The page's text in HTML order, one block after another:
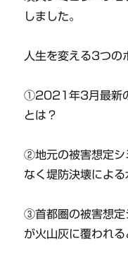
しました。
人生を変える3つの
①2021年3月最新の
とは？
②地元の被害想定シ
なく堤防決壊による
③首都圏の被害想定
が火山灰に覆われ